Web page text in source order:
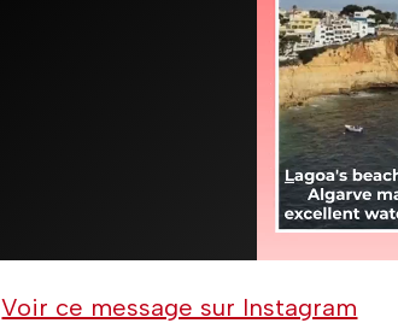
Voir ce message sur Instagram